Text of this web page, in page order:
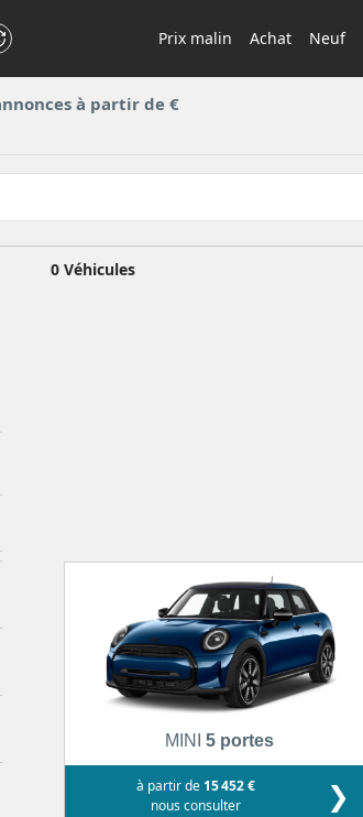
Prix malin Achat Neuf
à partir de €
0 Véhicules
MINI5 portes
à partir de 15 452 €
nous consulter
❯